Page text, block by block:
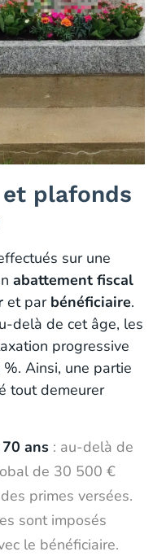
plafonds
sur une
abattement fiscal
et par bénéficiaire.
delà de cet âge, les
progressive
Ainsi, une partie
tout demeurer
ans : au-delà de
de 30 500 €
primes versées.
sont imposés
le bénéficiaire.